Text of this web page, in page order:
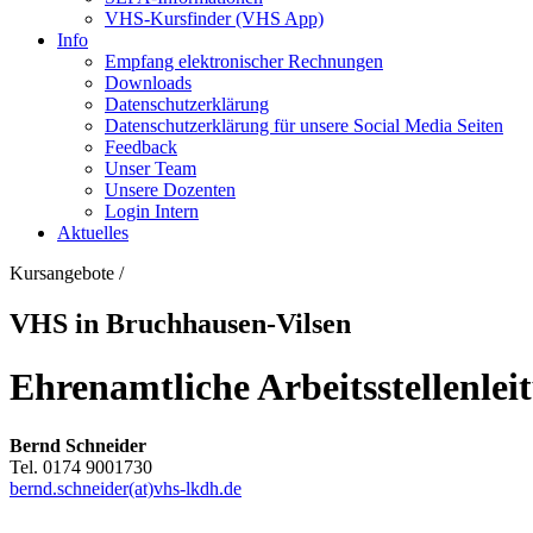
VHS-Kursfinder (VHS App)
Info
Empfang elektronischer Rechnungen
Downloads
Datenschutzerklärung
Datenschutzerklärung für unsere Social Media Seiten
Feedback
Unser Team
Unsere Dozenten
Login Intern
Aktuelles
Kursangebote /
VHS in Bruchhausen-Vilsen
Ehrenamtliche
Bernd Schneider
Tel. 0174 9001730
bernd.schneider(at)vhs-lkdh.de